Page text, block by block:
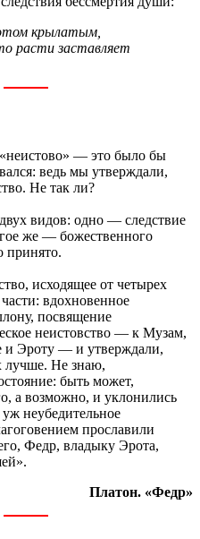
крылатым,
расти заставляет
— это было бы
ведь мы утверждали,
Не так ли?
видов: одно — следствие
же — божественного
принято.
исходящее от четырех
вдохновенное
посвящение
неистовство — к Музам,
и Эроту — и утверждали,
лучше. Не знаю,
быть может,
а возможно, и уклонились
неубедительное
прославили
Федр, владыку Эрота,
Платон. «Федр»